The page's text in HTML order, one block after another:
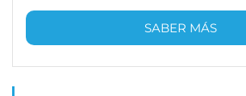
SABER MÁS